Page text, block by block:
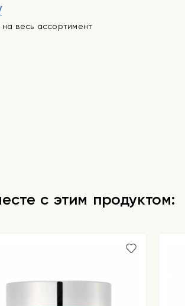
на весь ассортимент
с этим продуктом: